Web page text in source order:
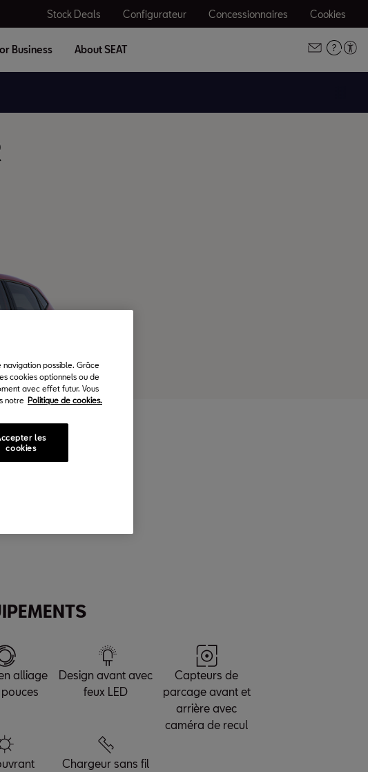
Stock Deals Configurateur Concessionnaires Cookies
Business About SEAT
alliage
Design avant avec
feux LED
Capteurs de
parcage avant et
arrière avec
caméra de recul
Chargeur sans fil
navigation possible. Grâce
cookies optionnels ou de
avec effet futur. Vous
notre Politique de cookies.
les
cookies